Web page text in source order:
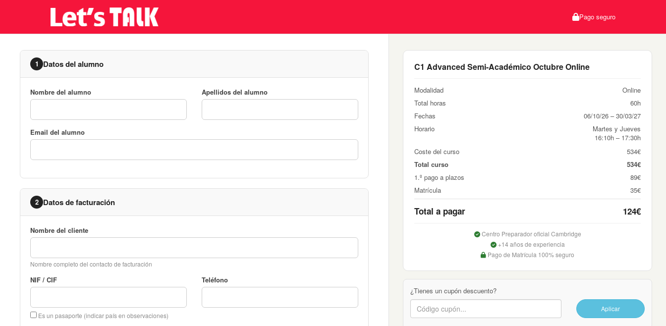
Pago seguro
1 Datos del alumno
Nombre del alumno Apellidos del alumno
Email del alumno
2 Datos de facturación
Nombre del cliente
Nombre completo del contacto de facturación
NIF / CIF
Es un pasaporte (indicar país en observaciones)
Teléfono
C1 Advanced Semi-Académico Octubre Online
Modalidad
Online
Total horas
60h
Fechas
06/10/26 – 30/03/27
Horario
Martes y Jueves
16:10h – 17:30h
Coste del curso
534€
Total curso
534€
1.º pago a plazos
89€
Matrícula
35€
Total a pagar 124€
Centro Preparador oficial Cambridge
+14 años de experiencia
Pago de Matrícula 100% seguro
¿Tienes un cupón descuento?
Aplicar